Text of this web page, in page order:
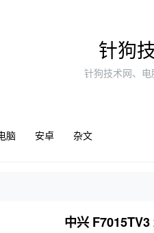
针狗
针狗技术网、
脑 安卓 杂文
中兴